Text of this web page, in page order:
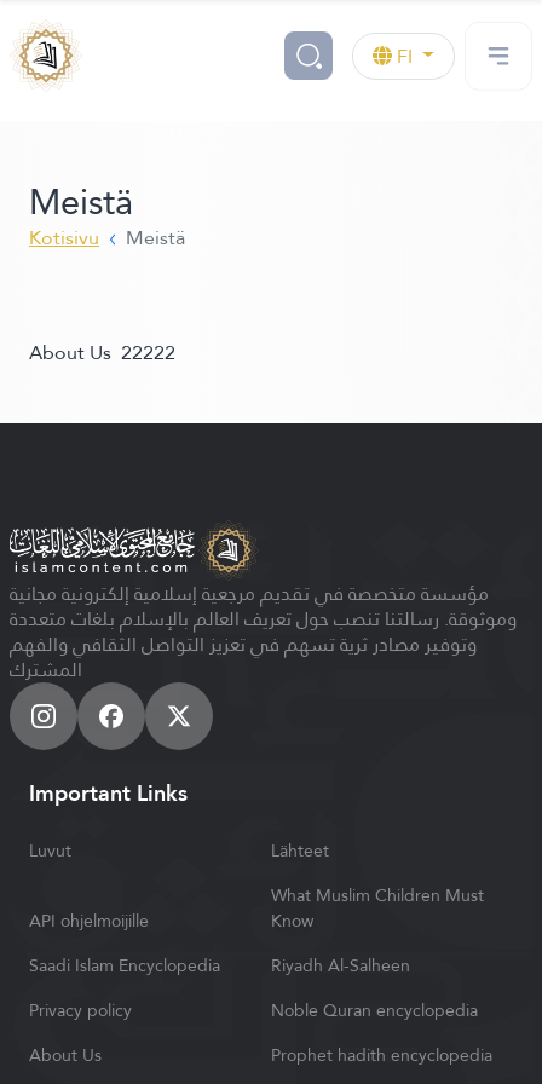
FI
Meistä
Kotisivu Meistä
About Us 22222
مؤسسة متخصصة في تقديم مرجعية إسلامية إلكترونية مجانية
وموثوقة. رسالتنا تنصب حول تعريف العالم بالإسلام بلغات متعددة
وتوفير مصادر ثرية تسهم في تعزيز التواصل الثقافي والفهم
المشترك
Important Links
Luvut Lähteet
API ohjelmoijille
What Muslim Children Must
Know
Saadi Islam Encyclopedia
Riyadh Al-Salheen
Privacy policy
Noble Quran encyclopedia
About Us
Prophet hadith encyclopedia